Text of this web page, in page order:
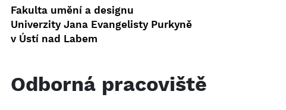
Fakulta umění a designu
Univerzity Jana Evangelisty Purkyně
v Ústí nad Labem
Odborná pracoviště